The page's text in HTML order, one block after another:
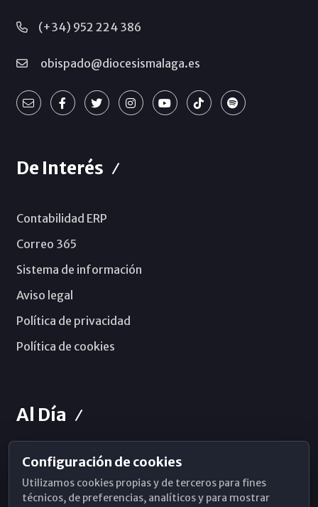
(+34) 952 224 386
obispado@diocesismalaga.es
De Interés
Contabilidad ERP
Correo 365
Sistema de información
Aviso legal
Política de privacidad
Política de cookies
Al Día
Horarios de Misa
Hemeroteca
Configuración de cookies
Utilizamos cookies propias y de terceros para fines
técnicos, de preferencias, analíticos y para mostrar